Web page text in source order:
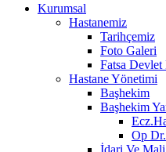
Kurumsal
Hastanemiz
Tarihçemiz
Foto Galeri
Fatsa Devlet
Hastane Yönetimi
Başhekim
Başhekim
Op
İdari Ve